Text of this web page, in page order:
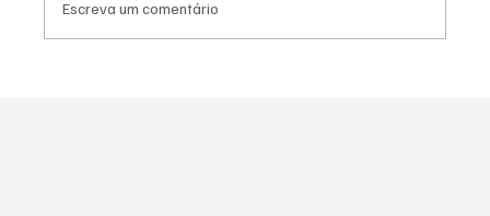
Escreva um comentário